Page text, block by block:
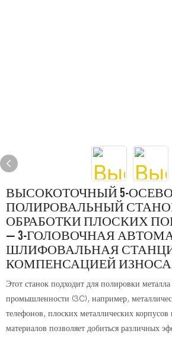
ВЫСОКОТОЧНЫЙ 5-
ПОЛИРОВАЛЬНЫЙ
ОБРАБОТКИ ПЛОСКИХ
— 3-ГОЛОВОЧНАЯ
ШЛИФОВАЛЬНАЯ
КОМПЕНСАЦИЕЙ
Этот станок подходит для полировки
промышленности (3C), например,
телефонов, плоских металлических
материалов позволяет добиться различных